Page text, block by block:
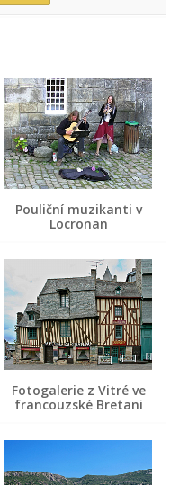
Pouliční muzikanti v
Locronan
Fotogalerie z Vitré ve
francouzské Bretani